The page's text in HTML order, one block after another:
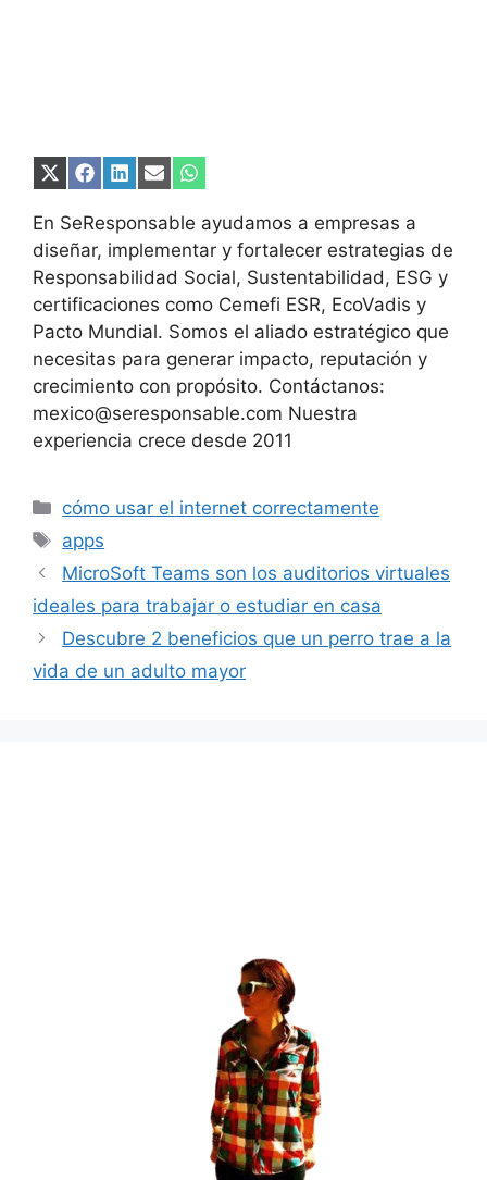
Compartir
X
(Twitter)
Compartir
Facebook
Compartir
LinkedIn
Compartir
Email
Compartir
WhatsApp
En SeResponsable ayudamos a empresas a
diseñar, implementar y fortalecer estrategias de
Responsabilidad Social, Sustentabilidad, ESG y
certificaciones como Cemefi ESR, EcoVadis y
Pacto Mundial. Somos el aliado estratégico que
necesitas para generar impacto, reputación y
crecimiento con propósito. Contáctanos:
mexico@seresponsable.com Nuestra
experiencia crece desde 2011
Categorías
cómo usar el internet correctamente
Etiquetas
apps
MicroSoft Teams son los auditorios virtuales
ideales para trabajar o estudiar en casa
Descubre 2 beneficios que un perro trae a la
vida de un adulto mayor